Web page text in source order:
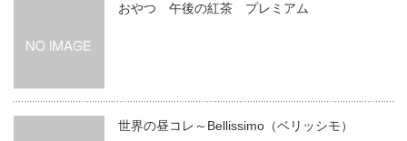
おやつ 午後の紅茶 プレミアム
世界の昼コレ～Bellissimo（ベリッシモ）